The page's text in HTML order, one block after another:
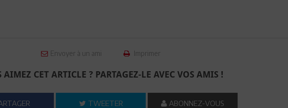
Envoyer à un ami Imprimer
AIMEZ CET ARTICLE ? PARTAGEZ-LE AVEC VOS AMIS !
TWEETER ABONNEZ-VOUS